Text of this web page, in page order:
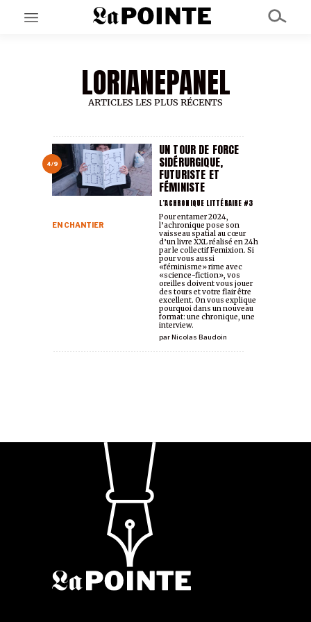
EN CE MOMENT
GRAND ANGLE
AU LARGE
À PROPOS
LORIANEPANEL
ARTICLES LES PLUS RÉCENTS
4/9
UN TOUR DE FORCE
SIDÉRURGIQUE,
FUTURISTE ET
FÉMINISTE
L’ACHRONIQUE LITTÉRAIRE #3
EN CHANTIER
parNicolas Baudoin
Pour entamer 2024,
l’achronique pose son
vaisseau spatial au cœur
d’un livre XXL réalisé en 24h
par le collectif Femixion. Si
pour vous aussi
«féminisme» rime avec
«science-fiction», vos
oreilles doivent vous jouer
des tours et votre flair être
excellent. On vous explique
pourquoi dans un nouveau
format: une chronique, une
interview.